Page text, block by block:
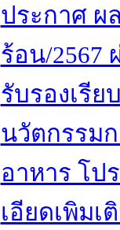
ประกาศ ผ
ร้อน/2567
รับรองเรี
นวัตกรรม
อาหาร โป
เอียดเพิมเ